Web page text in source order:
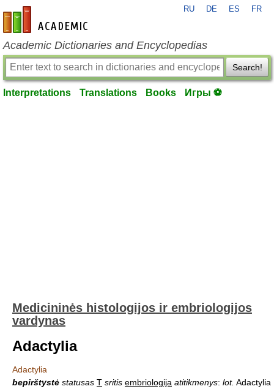
en-academic.com
RU DE ES FR
Academic Dictionaries and Encyclopedias
Search!
Interpretations Translations Books Игры ⚽
Medicininės histologijos ir embriologijos
vardynas
Adactylia
Adactylia
bepirštystė statusas T sritis embriologija atitikmenys: lot. Adactylia